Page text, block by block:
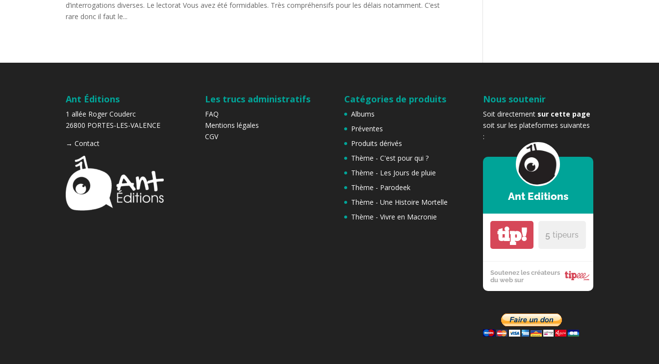
d’interrogations diverses. Le lectorat Vous avez été formidables. Très compréhensifs pour les délais notamment. C’est
rare donc il faut le...
Ant Éditions
1 allée Roger Couderc
26800 PORTES-LES-VALENCE
→Contact
Les trucs administratifs
FAQ
Mentions légales
CGV
Catégories de produits
Albums
Préventes
Produits dérivés
Thème - C'est pour qui ?
Thème - Les Jours de pluie
Thème - Parodeek
Thème - Une Histoire Mortelle
Thème - Vivre en Macronie
Nous soutenir
Soit directement sur cette page
soit sur les plateformes suivantes
:
Ant Editions
tip! 5 tipeurs
Soutenez les créateurs
du web sur